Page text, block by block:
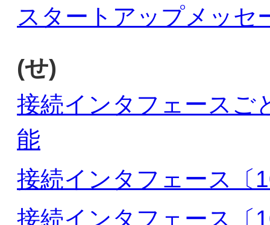
スタートアップメッセ
(せ)
接続インタフェースご
能
接続インタフェース〔
接続インタフェース〔